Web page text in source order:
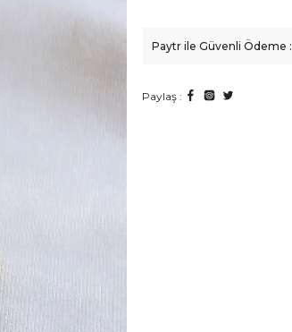
Paytr ile Güvenli Ödeme :
Paylaş :